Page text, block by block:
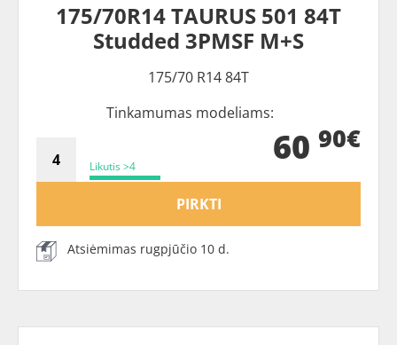
175/70R14 TAURUS 501 84T
Studded 3PMSF M+S
175/70 R14 84T
Tinkamumas modeliams:
Likutis >4 60 90€
PIRKTI
Atsiėmimas rugpjūčio 10 d.